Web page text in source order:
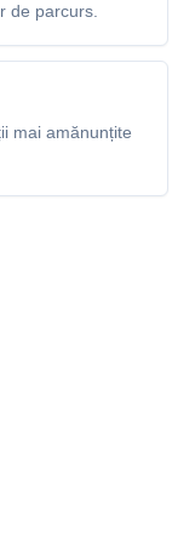
de parcurs.
mai amănunțite